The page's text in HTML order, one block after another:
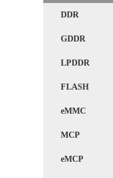
DDR
GDDR
LPDDR
FLASH
eMMC
MCP
eMCP